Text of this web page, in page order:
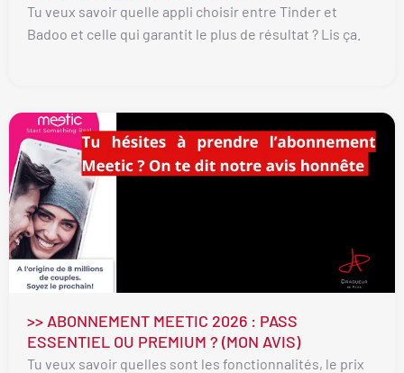
Tu veux savoir quelle appli choisir entre Tinder et
Badoo et celle qui garantit le plus de résultat ? Lis ça.
>> ABONNEMENT MEETIC 2026 : PASS
ESSENTIEL OU PREMIUM ? (MON AVIS)
Tu veux savoir quelles sont les fonctionnalités, le prix